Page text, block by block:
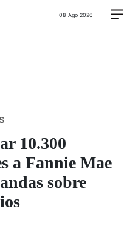
08 Ago 2026
10.300
a Fannie Mae
sobre